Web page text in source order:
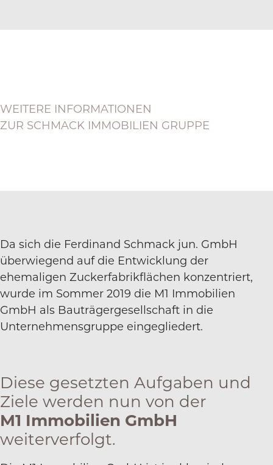
WEITERE INFORMATIONEN
ZUR SCHMACK IMMOBILIEN GRUPPE
Da sich die Ferdinand Schmack jun. GmbH
überwiegend auf die Entwicklung der
ehemaligen Zuckerfabrikflächen konzentriert,
wurde im Sommer 2019 die M1 Immobilien
GmbH als Bauträgergesellschaft in die
Unternehmensgruppe eingegliedert.
Diese gesetzten Aufgaben und
Ziele werden nun von der
M1 Immobilien GmbH
weiterverfolgt.